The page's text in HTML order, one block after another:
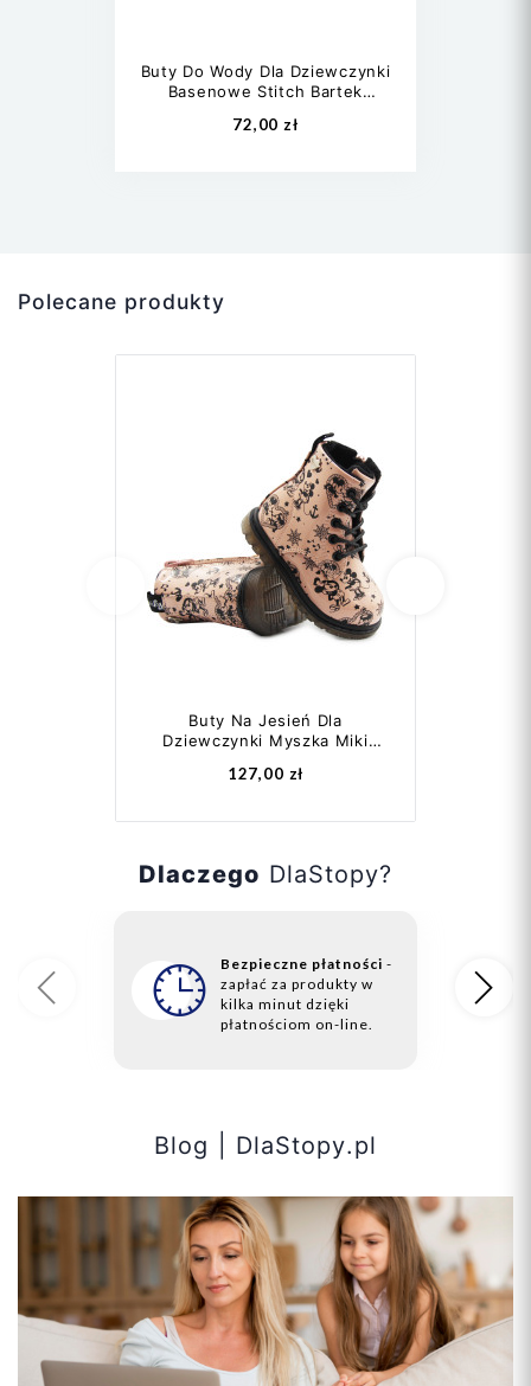
Buty Do Wody Dla Dziewczynki
Basenowe Stitch Bartek
72,00 zł
27 28 29
30
Dodaj do koszyka
Polecane produkty
Buty Na Jesień Dla
Dziewczynki Myszka Miki
127,00 zł
21 23
Dodaj do koszyka
Poprzedni
Dlaczego DlaStopy?
Bezpieczne płatności -
zapłać za produkty w
kilka minut dzięki
płatnościom on-line.
Poprzedni
Blog | DlaStopy.pl